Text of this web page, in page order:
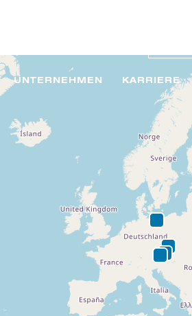
UNTERNEHMEN KARRIERE